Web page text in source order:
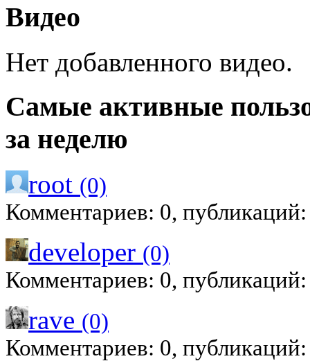
Видео
Нет добавленного видео.
Самые активные
за неделю
root (0)
Комментариев: 0,
developer (0)
Комментариев: 0,
rave (0)
Комментариев: 0,